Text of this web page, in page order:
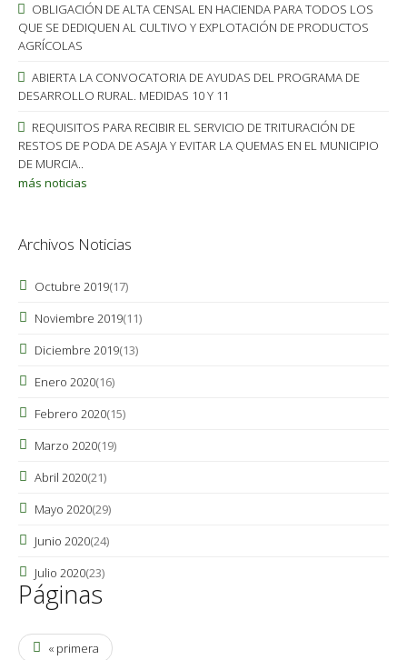
OBLIGACIÓN DE ALTA CENSAL EN HACIENDA PARA TODOS LOS
QUE SE DEDIQUEN AL CULTIVO Y EXPLOTACIÓN DE PRODUCTOS
AGRÍCOLAS
ABIERTA LA CONVOCATORIA DE AYUDAS DEL PROGRAMA DE
DESARROLLO RURAL. MEDIDAS 10 Y 11
REQUISITOS PARA RECIBIR EL SERVICIO DE TRITURACIÓN DE
RESTOS DE PODA DE ASAJA Y EVITAR LA QUEMAS EN EL MUNICIPIO
DE MURCIA..
más noticias
Archivos Noticias
Octubre 2019(17)
Noviembre 2019(11)
Diciembre 2019(13)
Enero 2020(16)
Febrero 2020(15)
Marzo 2020(19)
Abril 2020(21)
Mayo 2020(29)
Junio 2020(24)
Julio 2020(23)
Páginas
« primera